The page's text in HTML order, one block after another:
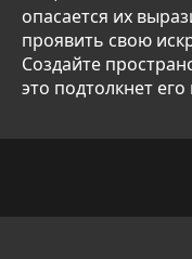
опасается их
проявить свою
Создайте
это подтолкнет